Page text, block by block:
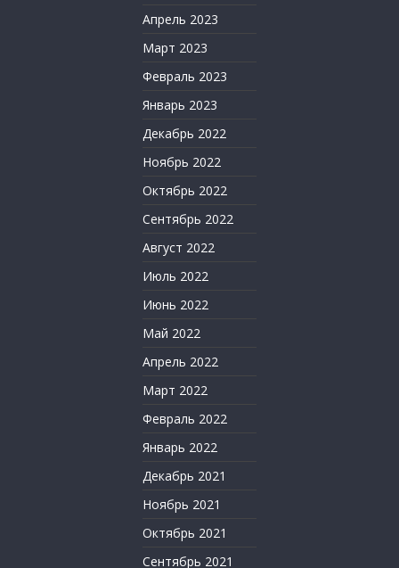
Апрель 2023
Март 2023
Февраль 2023
Январь 2023
Декабрь 2022
Ноябрь 2022
Октябрь 2022
Сентябрь 2022
Август 2022
Июль 2022
Июнь 2022
Май 2022
Апрель 2022
Март 2022
Февраль 2022
Январь 2022
Декабрь 2021
Ноябрь 2021
Октябрь 2021
Сентябрь 2021